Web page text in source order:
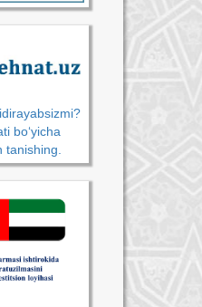
bo‘yicha
tanishing.